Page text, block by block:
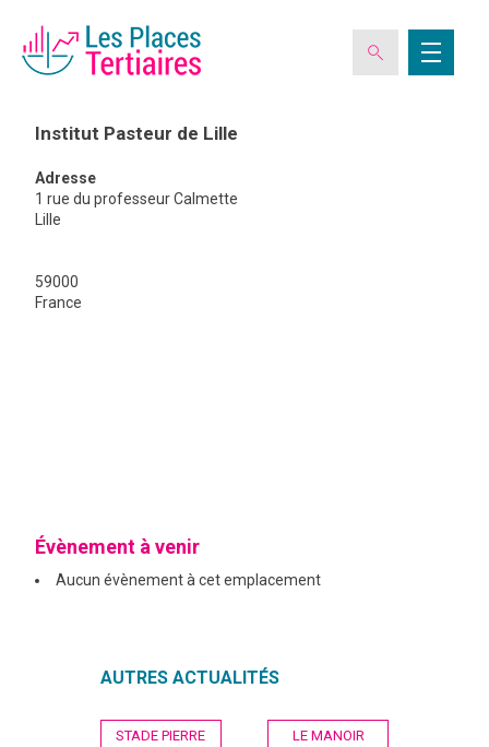
ESPACE ADHÉRENT
PUBLICATIONS
Institut Pasteur de Lille
Adresse
1 rue du professeur Calmette
Lille
59000
France
Évènement à venir
Aucun évènement à cet emplacement
AUTRES ACTUALITÉS
Navigation
STADE PIERRE
LE MANOIR